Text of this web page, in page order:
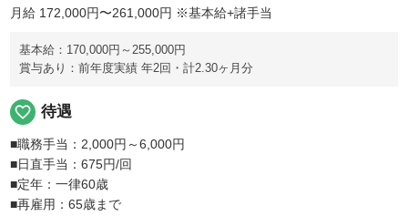
月給 172,000円〜261,000円 ※基本給+諸手当
基本給：170,000円～255,000円
賞与あり：前年度実績 年2回・計2.30ヶ月分
favorite_border 待遇
■職務手当：2,000円～6,000円
■日直手当：675円/回
■定年：一律60歳
■再雇用：65歳まで